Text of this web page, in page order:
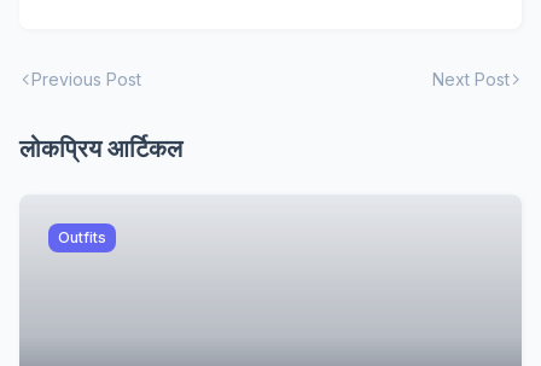
Previous Post Next Post
लोकप्रिय आर्टिकल
Outfits